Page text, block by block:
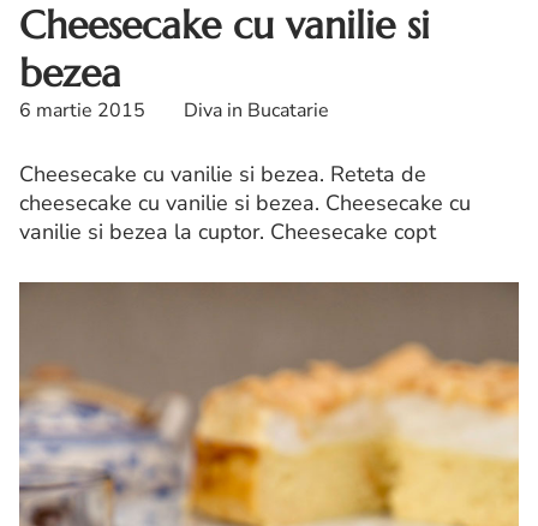
Cheesecake cu vanilie si
bezea
6 martie 2015 Diva in Bucatarie
Cheesecake cu vanilie si bezea. Reteta de
cheesecake cu vanilie si bezea. Cheesecake cu
vanilie si bezea la cuptor. Cheesecake copt